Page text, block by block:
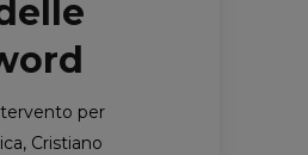
per
Cristiano